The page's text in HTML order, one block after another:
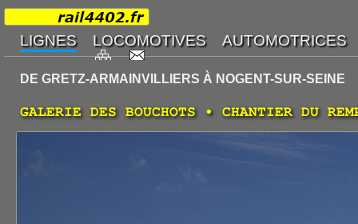
DE GRETZ-ARMAINVILLIERS À NOGENT-SUR-SEINE
GALERIE DES BOUCHOTS • CHANTIER DU